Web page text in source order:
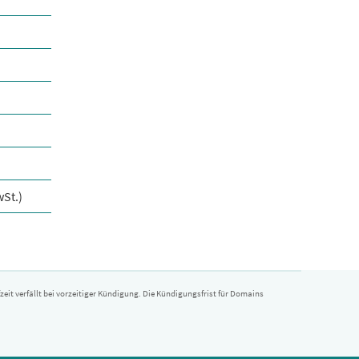
verfällt bei vorzeitiger Kündigung. Die Kündigungsfrist für Domains